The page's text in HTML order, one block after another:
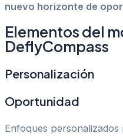
nuevo horizonte de
Elementos del
DeflyCompass
Personalización
Oportunidad
Enfoques